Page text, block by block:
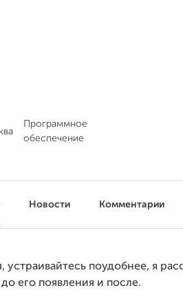
Программное
обеспечение
Новости Комментарии
устраивайтесь поудобнее, я
его появления и после.